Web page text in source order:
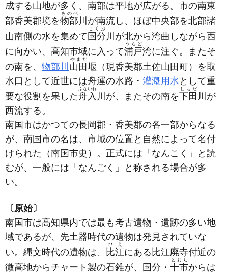
成する山地が多く、南部は平地が広がる。市の南東
部香美郡境を物部
ものべ
川が南流し、ほぼ中央部を北部諸
山南側の水を集めて 国分
こくぶ
川が北から湾曲しながら西
に向かい、高知市域に入って浦戸
うらど
湾に注ぐ。またそ
の南を、 物部川 山田
やまだ
堰 （現香美郡土佐山田町） を取
水口として近世には舟運の水路・ 灌漑用水 として重
要な役割を果した舟入
ふないれ
川が、またその南を下田
しもだ
川が
西流する。
南国市はかつての長岡郡・香美郡の各一部からなる
が、南国市の名は、市域の位置と自然によって名付
けられた （南国市史） 。正式には「なんこく」と読
むが、一般には「なんごく」と称される場合が多
い。
〔原始〕
南国市は高知県内では最も考古遺物・遺跡の多い地
域であるが、先土器時代の遺物は発見されていな
い。縄文時代の遺物は、
比江
ひえ
にある比江廃寺付近の
微高地からチャート製の石錐が、国分・ 十市
とおち
からは